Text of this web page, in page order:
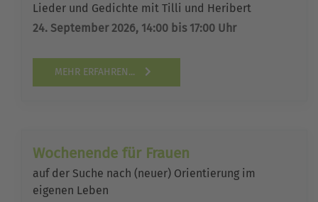
Lieder und Gedichte mit Tilli und Heribert
24. September 2026, 14:00 bis 17:00 Uhr
MEHR ERFAHREN...
Wochenende für Frauen
auf der Suche nach (neuer) Orientierung im
eigenen Leben